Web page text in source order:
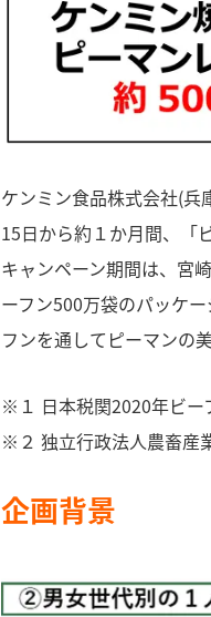
ケンミン食品株式会社(
15日から約１か月間、「
キャンペーン期間は、宮
ーフン500万袋のパッケ
フンを通してピーマンの
※１ 日本税関2020年ビ
※２ 独立行政法人農畜
企画背景